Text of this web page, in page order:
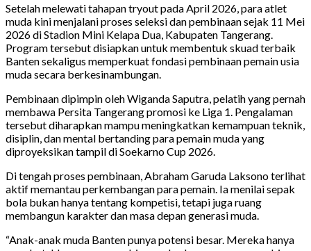
Setelah melewati tahapan tryout pada April 2026, para atlet
muda kini menjalani proses seleksi dan pembinaan sejak 11 Mei
2026 di Stadion Mini Kelapa Dua, Kabupaten Tangerang.
Program tersebut disiapkan untuk membentuk skuad terbaik
Banten sekaligus memperkuat fondasi pembinaan pemain usia
muda secara berkesinambungan.
Pembinaan dipimpin oleh Wiganda Saputra, pelatih yang pernah
membawa Persita Tangerang promosi ke Liga 1. Pengalaman
tersebut diharapkan mampu meningkatkan kemampuan teknik,
disiplin, dan mental bertanding para pemain muda yang
diproyeksikan tampil di Soekarno Cup 2026.
Di tengah proses pembinaan, Abraham Garuda Laksono terlihat
aktif memantau perkembangan para pemain. Ia menilai sepak
bola bukan hanya tentang kompetisi, tetapi juga ruang
membangun karakter dan masa depan generasi muda.
“Anak-anak muda Banten punya potensi besar. Mereka hanya